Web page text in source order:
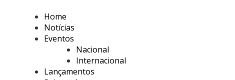
Home
Notícias
Eventos
Nacional
Internacional
Lançamentos